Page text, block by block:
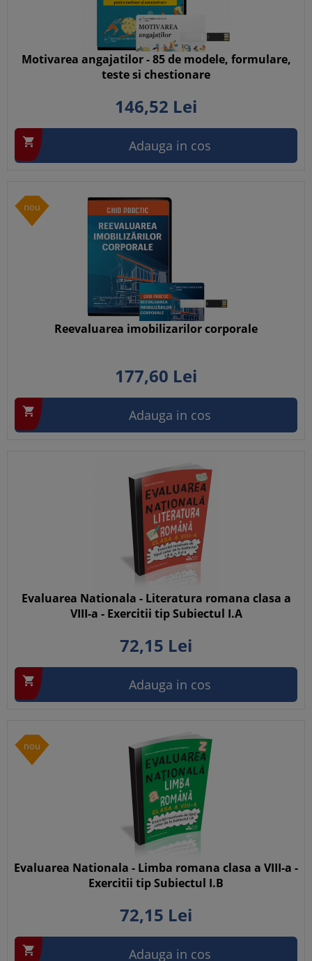
Motivarea angajatilor - 85 de modele, formulare,
teste si chestionare
146,52 Lei
 Adauga in cos
nou
Reevaluarea imobilizarilor corporale
177,60 Lei
 Adauga in cos
Evaluarea Nationala - Literatura romana clasa a
VIII-a - Exercitii tip Subiectul I.A
72,15 Lei
 Adauga in cos
nou
Evaluarea Nationala - Limba romana clasa a VIII-a -
Exercitii tip Subiectul I.B
72,15 Lei
 Adauga in cos